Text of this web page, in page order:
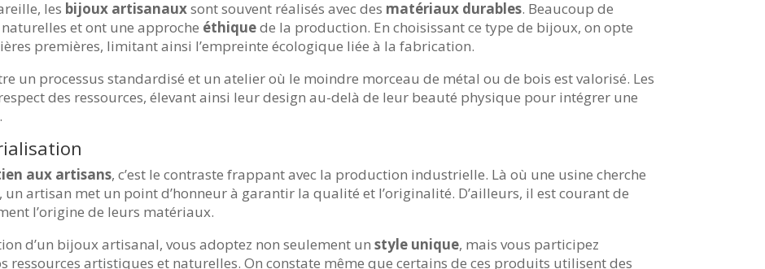
les bijoux artisanauxsont souvent réalisés avec des matériaux durables. Beaucoup de
et ont une approche éthiquede la production. En choisissant ce type de bijoux, on opte
premières, limitant ainsi l’empreinte écologique liée à la fabrication.
un processus standardisé et un atelier où le moindre morceau de métal ou de bois est valorisé. Les
des ressources, élevant ainsi leur design au-delà de leur beauté physique pour intégrer une
aux artisans, c’est le contraste frappant avec la production industrielle. Là où une usine cherche
artisan met un point d’honneur à garantir la qualité et l’originalité. D’ailleurs, il est courant de
l’origine de leurs matériaux.
d’un bijoux artisanal, vous adoptez non seulement unstyle unique, mais vous participez
ressources artistiques et naturelles. On constate même que certains de ces produits utilisent des